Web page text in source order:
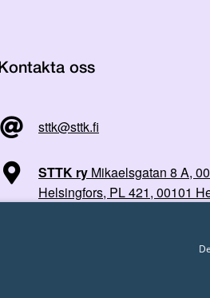
Kontakta oss
sttk@sttk.fi
STTK ry Mikaelsgatan 8 A,
Helsingfors, PL 421, 00101